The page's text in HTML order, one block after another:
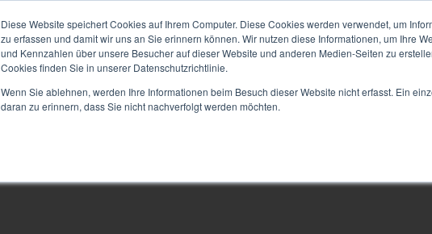
Diese Website speichert Cookies auf Ihrem Computer. Diese Cookies werden verwendet, um
zu erfassen und damit wir uns an Sie erinnern können. Wir nutzen diese Informationen, um Ihre
und Kennzahlen über unsere Besucher auf dieser Website und anderen Medien-Seiten zu
Cookies finden Sie in unserer Datenschutzrichtlinie.
Wenn Sie ablehnen, werden Ihre Informationen beim Besuch dieser Website nicht erfasst. Ein
daran zu erinnern, dass Sie nicht nachverfolgt werden möchten.
ENTWICKLUNG PLANUNG BAU WISSEN